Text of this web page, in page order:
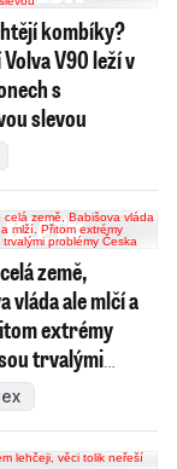
kombíky?
V90 leží v
s
slevou
země,
vláda ale mlčí a
extrémy
trvalými
Česka